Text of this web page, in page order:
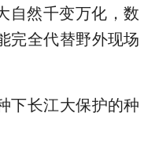
自然千变万化，数
完全代替野外现场
下长江大保护的种